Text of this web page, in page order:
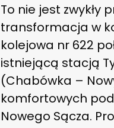
To nie jest
transformacja w
kolejowa nr 622
istniejącą stacją
(Chabówka –
komfortowych
Nowego Sącza.